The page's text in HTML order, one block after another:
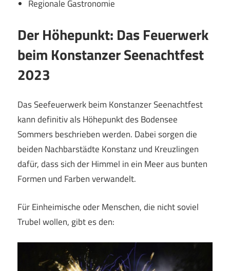
Regionale Gastronomie
Der Höhepunkt: Das Feuerwerk
beim Konstanzer Seenachtfest
2023
Das Seefeuerwerk beim Konstanzer Seenachtfest
kann definitiv als Höhepunkt des Bodensee
Sommers beschrieben werden. Dabei sorgen die
beiden Nachbarstädte Konstanz und Kreuzlingen
dafür, dass sich der Himmel in ein Meer aus bunten
Formen und Farben verwandelt.
Für Einheimische oder Menschen, die nicht soviel
Trubel wollen, gibt es den: